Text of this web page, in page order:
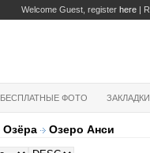
Welcome Guest, register here |
БЕСПЛАТНЫЕ ФОТО ЗАКЛАДКИ
Озёра Озеро Анси